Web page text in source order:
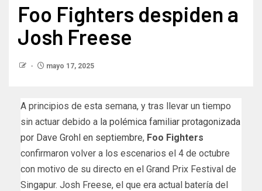
Foo Fighters despiden a
Josh Freese
mayo 17, 2025
A principios de esta semana, y tras llevar un tiempo
sin actuar debido a la polémica familiar protagonizada
por Dave Grohl en septiembre, Foo Fighters
confirmaron volver a los escenarios el 4 de octubre
con motivo de su directo en el Grand Prix Festival de
Singapur. Josh Freese, el que era actual batería del